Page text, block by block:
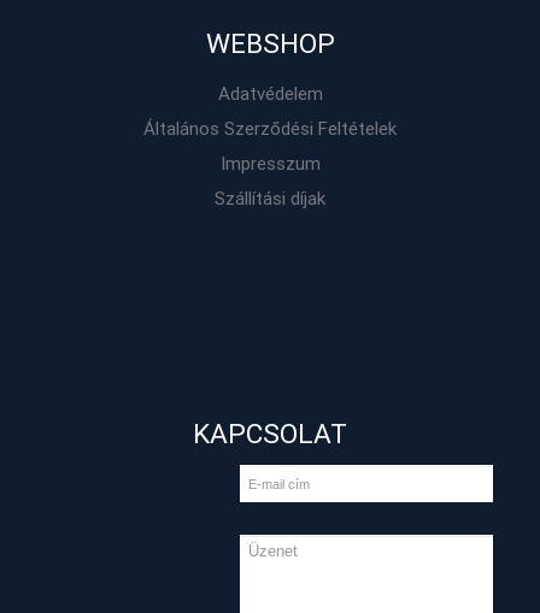
WEBSHOP
Adatvédelem
Általános Szerződési Feltételek
Impresszum
Szállítási díjak
KAPCSOLAT